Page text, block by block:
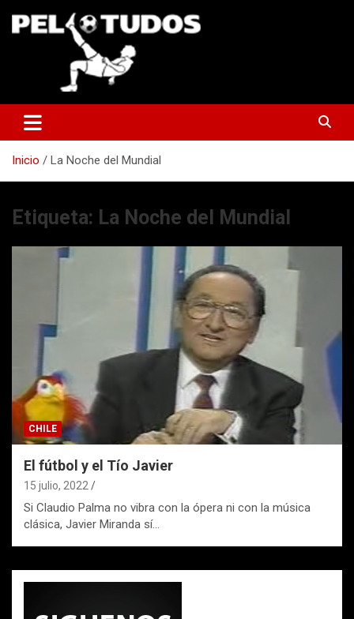
Inicio La Noche del Mundial
Etiqueta: La Noche del Mundial
CHILE
El fútbol y el Tío Javier
15 julio, 2022
Si Claudio Palma no vibra con la ópera ni con la música
clásica, Javier Miranda sí…